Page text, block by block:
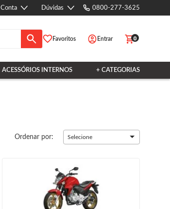
Conta Dúvidas 0800-277-3625
Favoritos Entrar 0
ACESSÓRIOS INTERNOS + CATEGORIAS
Ordenar por: Selecione